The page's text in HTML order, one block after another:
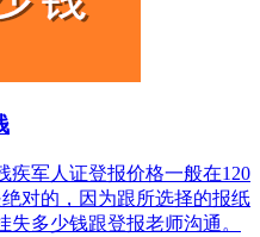
疾军人证登报价格一般在120
对的，因为跟所选择的报纸
多少钱跟登报老师沟通。